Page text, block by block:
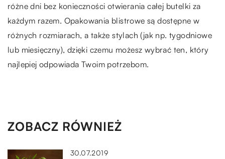
różne dni bez konieczności otwierania całej butelki za
każdym razem. Opakowania blistrowe są dostępne w
różnych rozmiarach, a także stylach (jak np. tygodniowe
lub miesięczny), dzięki czemu możesz wybrać ten, który
najlepiej odpowiada Twoim potrzebom.
ZOBACZ RÓWNIEŻ
30.07.2019